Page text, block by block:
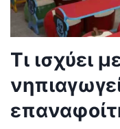
Τι ισχύει